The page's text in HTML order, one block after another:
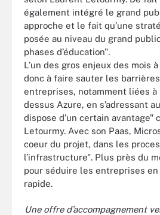
également intégré le grand
approche et le fait qu’une
posée au niveau du grand
phases d’éducation".
L’un des gros enjeux des mois
donc à faire sauter les
entreprises, notamment liées à
dessus Azure, en s’adressant
dispose d’un certain avantage"
Letourmy. Avec son Paas,
coeur du projet, dans les
l’infrastructure". Plus près du
pour séduire les entreprises en
rapide.
Une offre d’accompagnement